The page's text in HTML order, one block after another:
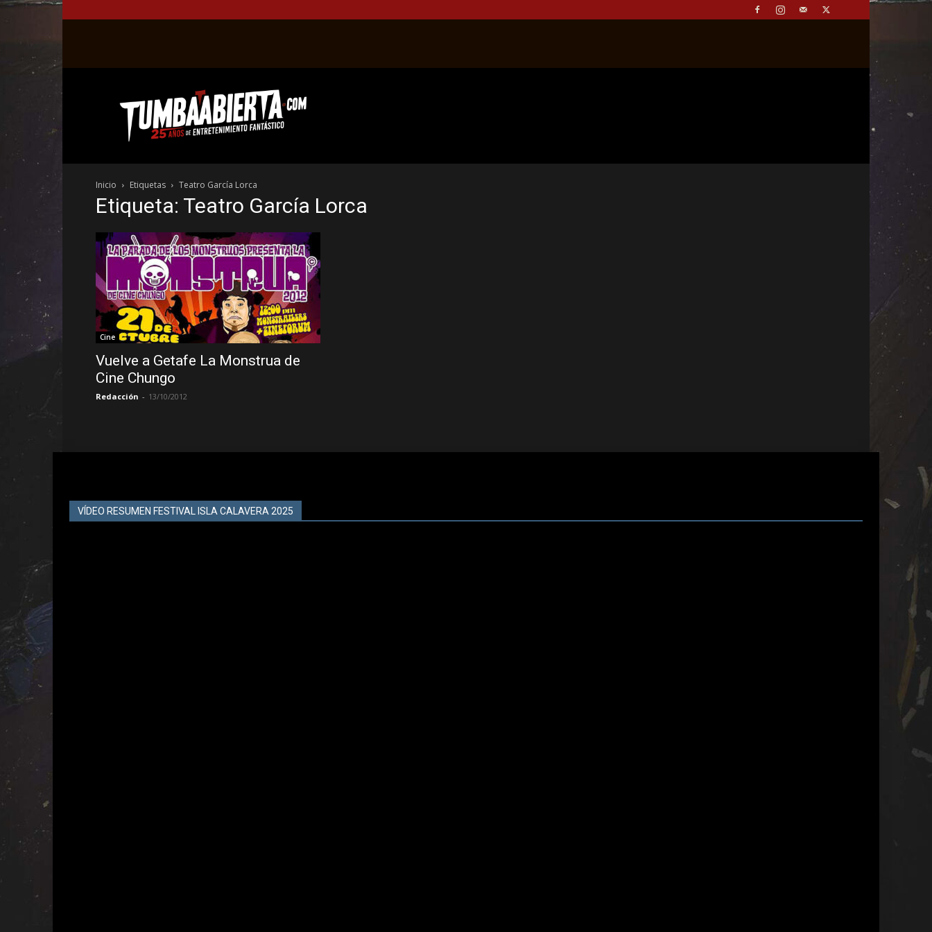
web
del
entretenimiento
el
género
fantástico.
Inicio Etiquetas Teatro García Lorca
Etiqueta: Teatro García Lorca
Cine
Vuelve a Getafe La Monstrua de
Cine Chungo
Redacción - 13/10/2012
VÍDEO RESUMEN FESTIVAL ISLA CALAVERA 2025